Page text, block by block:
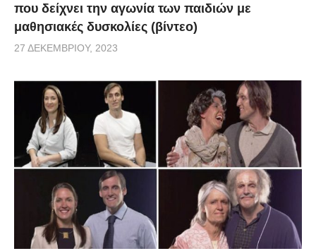
που δείχνει την αγωνία των παιδιών με
μαθησιακές δυσκολίες (βίντεο)
27 ΔΕΚΕΜΒΡΊΟΥ, 2023